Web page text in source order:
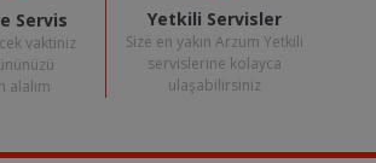
Servis
vaktiniz
alalım
Yetkili Servisler
Size en yakın Arzum Yetkili
servislerine kolayca
ulaşabilirsiniz